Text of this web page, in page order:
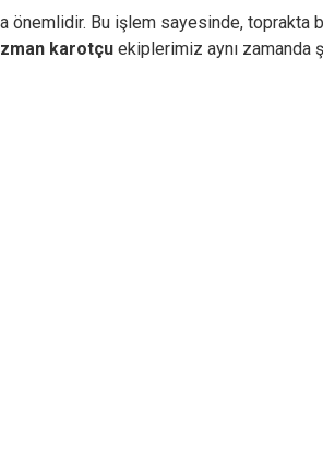
önemlidir. Bu işlem sayesinde,
karotçu ekiplerimiz aynı zamanda